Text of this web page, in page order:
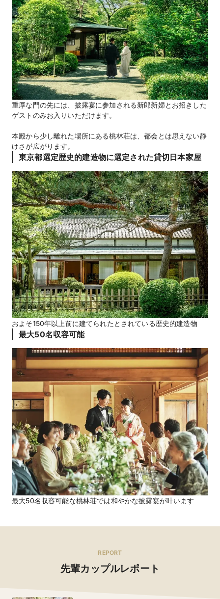
重厚な門の先には、披露宴に参加される新郎新婦とお招きした
ゲストのみお入りいただけます。
本殿から少し離れた場所にある桃林荘は、都会とは思えない静
けさが広がります。
東京都選定歴史的建造物に選定された貸切日本家屋
およそ150年以上前に建てられたとされている歴史的建造物
最大50名収容可能
最大50名収容可能な桃林荘では和やかな披露宴が叶います
REPORT
先輩カップルレポート